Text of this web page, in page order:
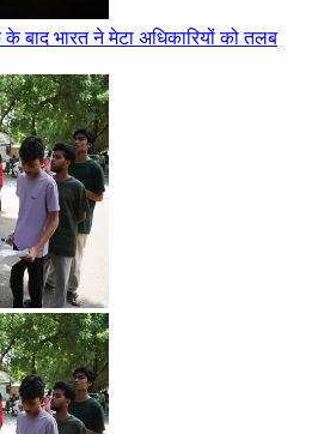
बाद भारत ने मेटा अधिकारियों को तलब